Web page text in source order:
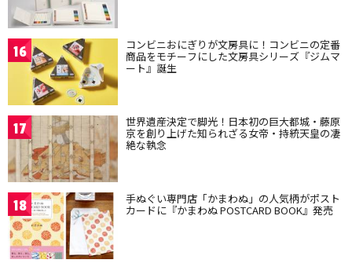
16 コンビニおにぎりが文房具に！コンビニの定番
商品をモチーフにした文房具シリーズ『ジムマ
ート』誕生
17 世界遺産決定で脚光！日本初の巨大都城・藤原
京を創り上げた知られざる女帝・持統天皇の凄
絶な執念
18 手ぬぐい専門店「かまわぬ」の人気柄がポスト
カードに『かまわぬ POSTCARD BOOK』発売